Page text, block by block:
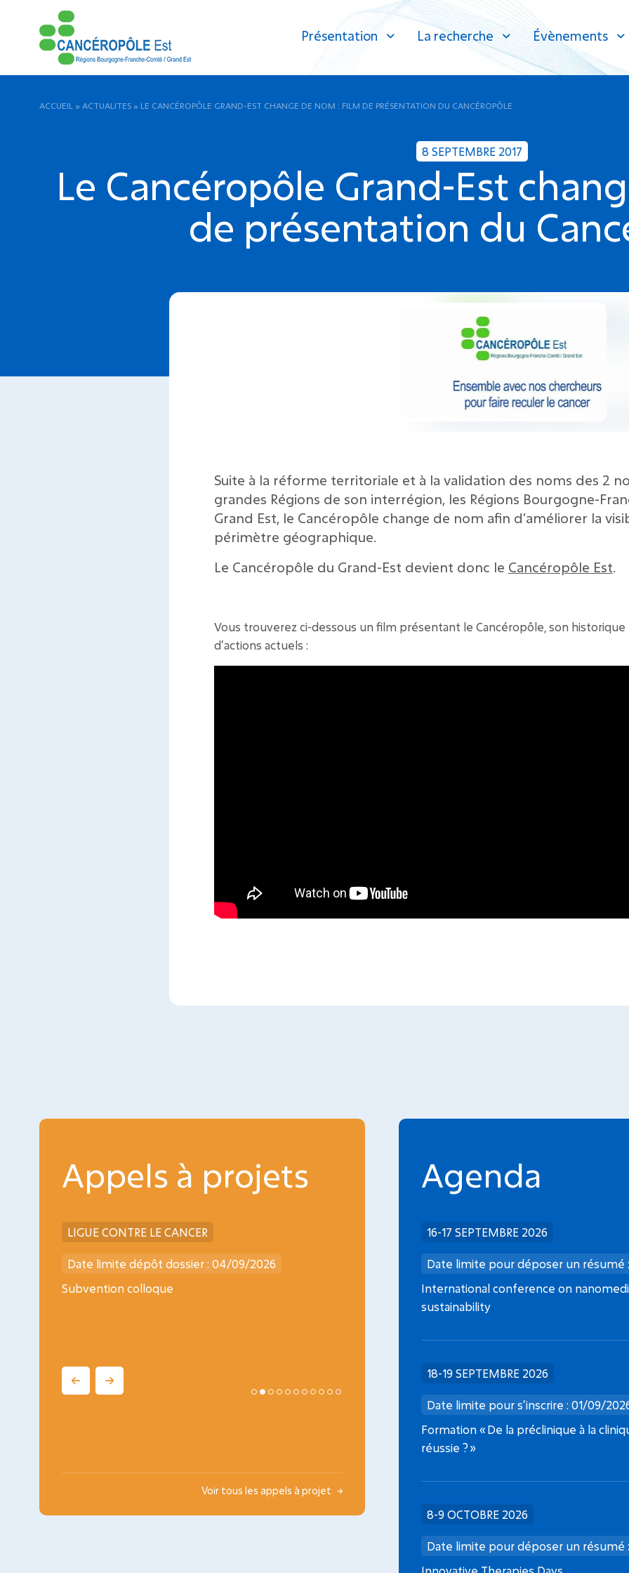
Présentation La recherche Évènements
ACCUEIL » ACTUALITES » LE CANCÉROPÔLE GRAND-EST CHANGE DE NOM : FILM DE PRÉSENTATION DU CANCÉROPÔLE
8 SEPTEMBRE 2017
Le Cancéropôle Grand-Est
de présentation du
Suite à la réforme territoriale et à la validation des noms des 2
grandes Régions de son interrégion, les Régions Bourgogne-
Grand Est, le Cancéropôle change de nom afin d’améliorer la
périmètre géographique.
Le Cancéropôle du Grand-Est devient donc le Cancéropôle Est.
Vous trouverez ci-dessous un film présentant le Cancéropôle, son historique
d’actions actuels :
Appels à projets
LIGUE CONTRE LE CANCER
Date limite dépôt dossier : 04/09/2026
Subvention colloque
Date limite dépôt dossier : 08/09/2026
Médicaments de thérapie innovante en
Voir tous les appels à projet
Agenda
16-17 SEPTEMBRE 2026
Date limite pour déposer un résumé
International conference on
sustainability
18-19 SEPTEMBRE 2026
Date limite pour s’inscrire : 01/09/
Formation « De la préclinique à la
réussie ? »
8-9 OCTOBRE 2026
Date limite pour déposer un résumé